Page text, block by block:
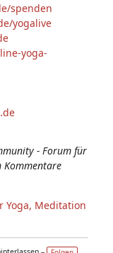
spenden
yogalive
yoga-
- Forum für
Kommentare
Yoga, Meditation